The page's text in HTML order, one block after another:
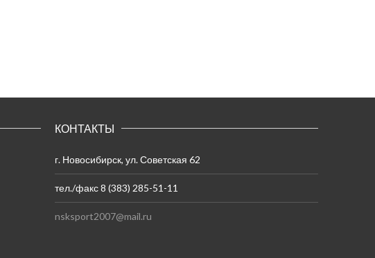
КОНТАКТЫ
г. Новосибирск, ул. Советская 62
тел./факс 8 (383) 285-51-11
nsksport2007@mail.ru